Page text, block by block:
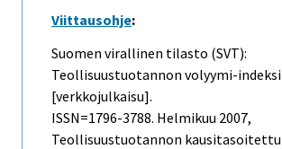
Viittausohje:
Suomen virallinen tilasto (SVT):
Teollisuustuotannon volyymi-indeksi
[verkkojulkaisu].
ISSN=1796-3788. Helmikuu 2007,
Teollisuustuotannon kausitasoitettu